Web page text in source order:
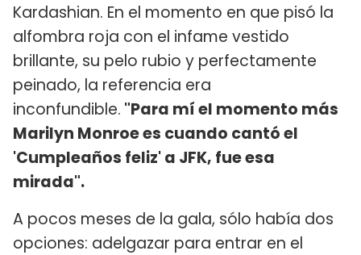
Kardashian. En el momento en que pisó la
alfombra roja con el infame vestido
brillante, su pelo rubio y perfectamente
peinado, la referencia era
inconfundible. "Para mí el momento más
Marilyn Monroe es cuando cantó el
'Cumpleaños feliz' a JFK, fue esa
mirada".
A pocos meses de la gala, sólo había dos
opciones: adelgazar para entrar en el